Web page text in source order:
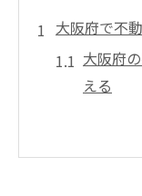
大阪府で不
大阪府
える
不動産